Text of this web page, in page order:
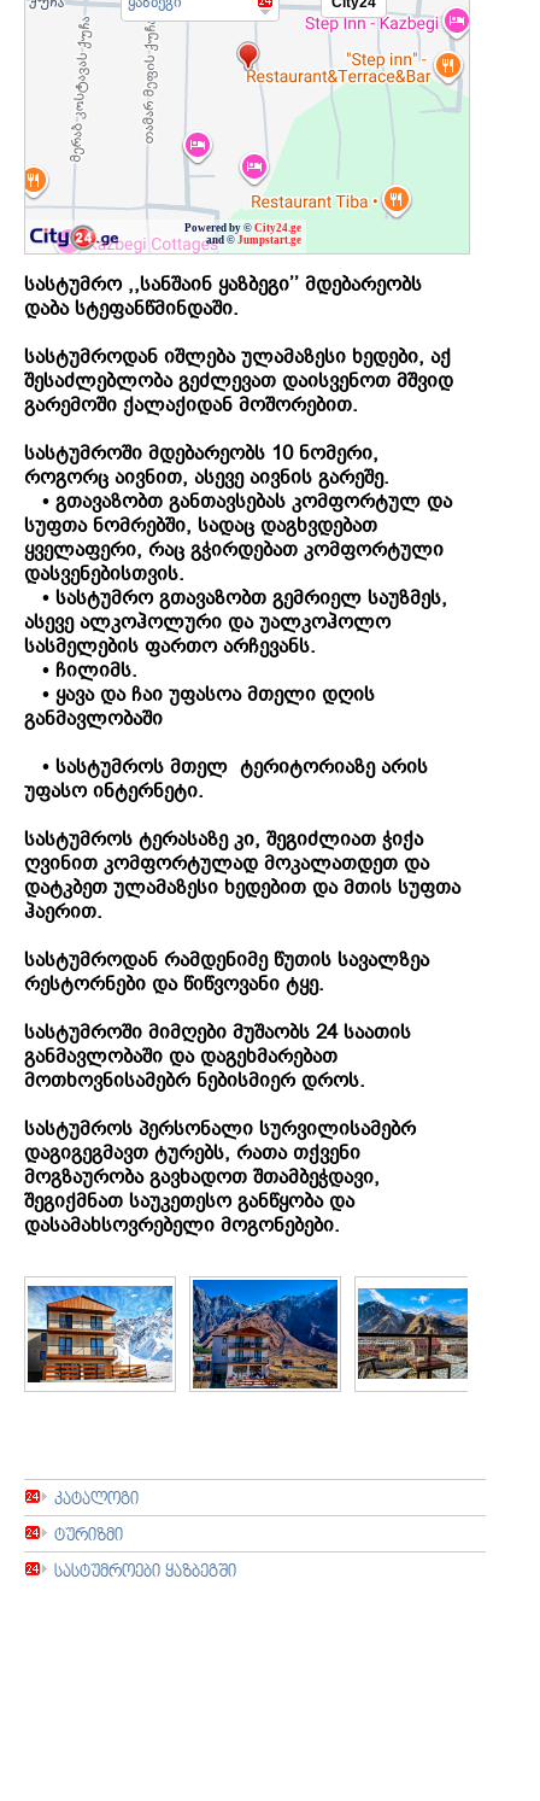
Powered by © City24.ge
and © Jumpstart.ge
სასტუმრო ,,სანშაინ ყაზბეგი’’ მდებარეობს
დაბა სტეფანწმინდაში.
სასტუმროდან იშლება ულამაზესი ხედები, აქ
შესაძლებლობა გეძლევათ დაისვენოთ მშვიდ
გარემოში ქალაქიდან მოშორებით.
სასტუმროში მდებარეობს 10 ნომერი,
როგორც აივნით, ასევე აივნის გარეშე.
• გთავაზობთ განთავსებას კომფორტულ და
სუფთა ნომრებში, სადაც დაგხვდებათ
ყველაფერი, რაც გჭირდებათ კომფორტული
დასვენებისთვის.
• სასტუმრო გთავაზობთ გემრიელ საუზმეს,
ასევე ალკოჰოლური და უალკოჰოლო
სასმელების ფართო არჩევანს.
• ჩილიმს.
• ყავა და ჩაი უფასოა მთელი დღის
განმავლობაში
• სასტუმროს მთელ ტერიტორიაზე არის
უფასო ინტერნეტი.
სასტუმროს ტერასაზე კი, შეგიძლიათ ჭიქა
ღვინით კომფორტულად მოკალათდეთ და
დატკბეთ ულამაზესი ხედებით და მთის სუფთა
ჰაერით.
სასტუმროდან რამდენიმე წუთის სავალზეა
რესტორნები და წიწვოვანი ტყე.
სასტუმროში მიმღები მუშაობს 24 საათის
განმავლობაში და დაგეხმარებათ
მოთხოვნისამებრ ნებისმიერ დროს.
სასტუმროს პერსონალი სურვილისამებრ
დაგიგეგმავთ ტურებს, რათა თქვენი
მოგზაურობა გავხადოთ შთამბეჭდავი,
შეგიქმნათ საუკეთესო განწყობა და
დასამახსოვრებელი მოგონებები.
კატალოგი
ტურიზმი
სასტუმროები ყაზბეგში